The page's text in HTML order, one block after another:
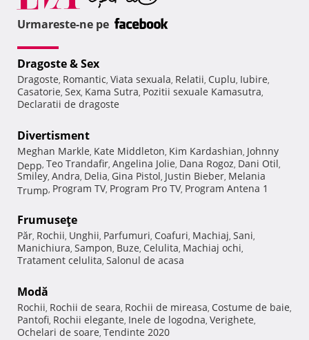
Urmareste-ne pe
Dragoste & Sex
Dragoste, Romantic, Viata sexuala, Relatii, Cuplu, Iubire,
Casatorie, Sex, Kama Sutra, Pozitii sexuale Kamasutra,
Declaratii de dragoste
Divertisment
Meghan Markle, Kate Middleton, Kim Kardashian, Johnny
Depp, Teo Trandafir, Angelina Jolie, Dana Rogoz, Dani Otil,
Smiley, Andra, Delia, Gina Pistol, Justin Bieber, Melania
Trump, Program TV, Program Pro TV, Program Antena 1
Frumuseţe
Păr, Rochii, Unghii, Parfumuri, Coafuri, Machiaj, Sani,
Manichiura, Sampon, Buze, Celulita, Machiaj ochi,
Tratament celulita, Salonul de acasa
Modă
Rochii, Rochii de seara, Rochii de mireasa, Costume de baie,
Pantofi, Rochii elegante, Inele de logodna, Verighete,
Ochelari de soare, Tendinte 2020